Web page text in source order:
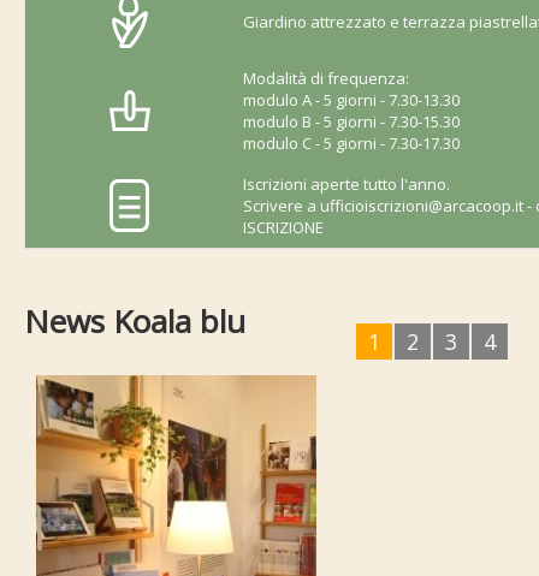
Giardino attrezzato e terrazza
Modalità di frequenza:
modulo A - 5 giorni - 7.30-13.30
modulo B - 5 giorni - 7.30-15.30
modulo C - 5 giorni - 7.30-17.30
Iscrizioni aperte tutto l'anno.
Scrivere a ufficioiscrizioni@arcacoop.it-
ISCRIZIONE
News Koala blu 1 2 3 4